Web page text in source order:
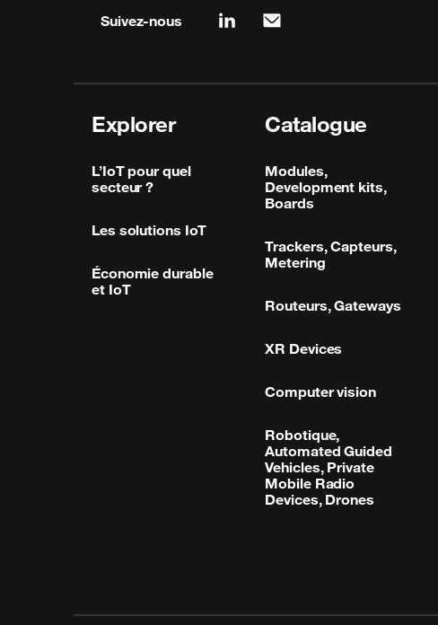
Suivez-nous linkedinmail
Explorer
L’IoT pour quel
secteur ?
Les solutions IoT
Économie durable
et IoT
Catalogue
Modules,
Development kits,
Boards
Trackers, Capteurs,
Metering
Routeurs, Gateways
XR Devices
Computer vision
Robotique,
Automated Guided
Vehicles, Private
Mobile Radio
Devices, Drones